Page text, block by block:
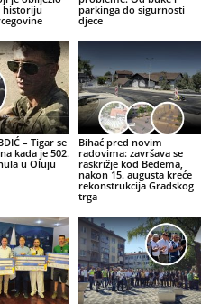
historiju
parkinga do sigurnosti
djece
– Tigar se
kada je 502.
u Oluju
Bihać pred novim
radovima: završava se
raskrižje kod Bedema,
nakon 15. augusta kreće
rekonstrukcija Gradskog
trga